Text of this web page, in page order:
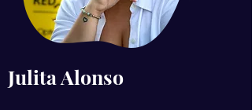
Julita Alonso